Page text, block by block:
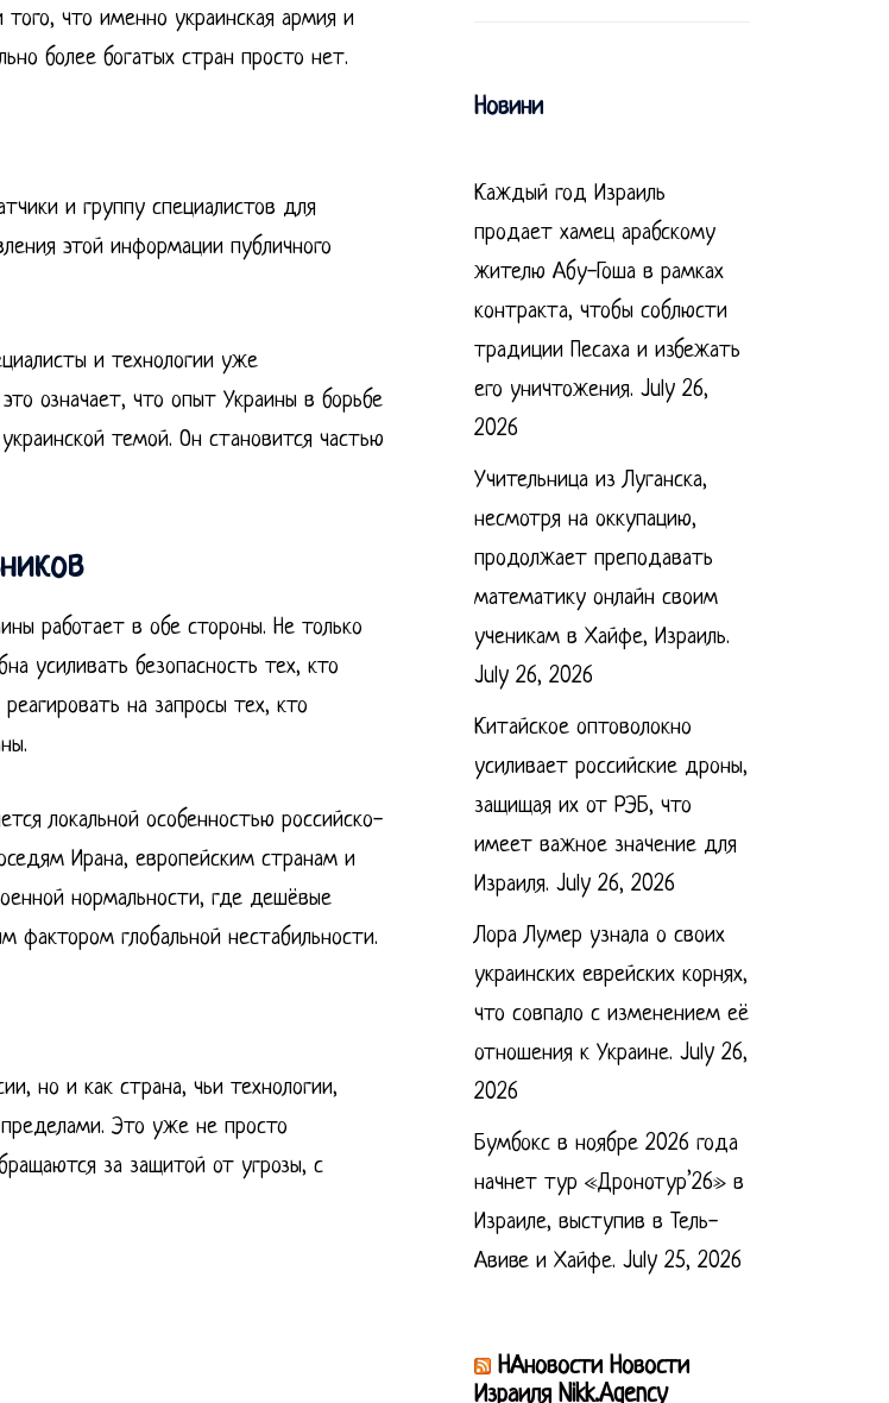
что именно украинская армия и
более богатых стран просто нет.
и группу специалистов для
этой информации публичного
и технологии уже
означает, что опыт Украины в борьбе
темой. Он становится частью
работает в обе стороны. Не только
усиливать безопасность тех, кто
на запросы тех, кто
локальной особенностью российско-
Ирана, европейским странам и
нормальности, где дешёвые
фактором глобальной нестабильности.
но и как страна, чьи технологии,
Это уже не просто
за защитой от угрозы, с
Новини
Каждый год Израиль
продает хамец арабскому
жителю Абу-Гоша в рамках
контракта, чтобы соблюсти
традиции Песаха и избежать
его уничтожения. July 26,
2026
Учительница из Луганска,
несмотря на оккупацию,
продолжает преподавать
математику онлайн своим
ученикам в Хайфе, Израиль.
July 26, 2026
Китайское оптоволокно
усиливает российские дроны,
защищая их от РЭБ, что
имеет важное значение для
Израиля. July 26, 2026
Лора Лумер узнала о своих
украинских еврейских корнях,
что совпало с изменением её
отношения к Украине. July 26,
2026
Бумбокс в ноябре 2026 года
начнет тур «Дронотур’26» в
Израиле, выступив в Тель-
Авиве и Хайфе. July 25, 2026
НАновости Новости
Израиля Nikk.Agency